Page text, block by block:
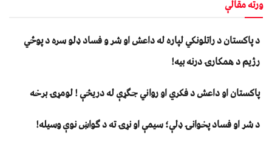
ورته مقالې
د پاکستان د راتلونکي لپاره له داعش او شر و فساد ډلو سره د پوځي
رژیم د همکارۍ درنه بیه!
پاکستان او داعش د فکري او رواني جګړې له دریڅې ! لومړۍ برخه
د شر او فساد پخوانۍ ډلې؛ سیمې او نړۍ ته د ګواښ نوې وسیله!